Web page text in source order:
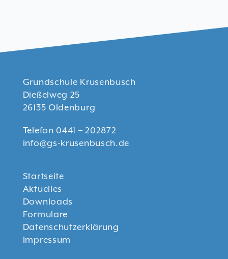
Grundschule Krusenbusch
Dießelweg 25
26135 Oldenburg
Telefon 0441 – 202872
info@gs-krusenbusch.de
Startseite
Aktuelles
Downloads
Formulare
Datenschutzerklärung
Impressum